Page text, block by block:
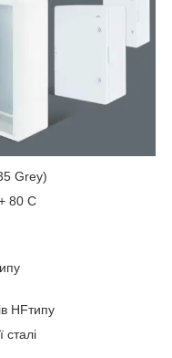
Grey)
80 C
HFтипу